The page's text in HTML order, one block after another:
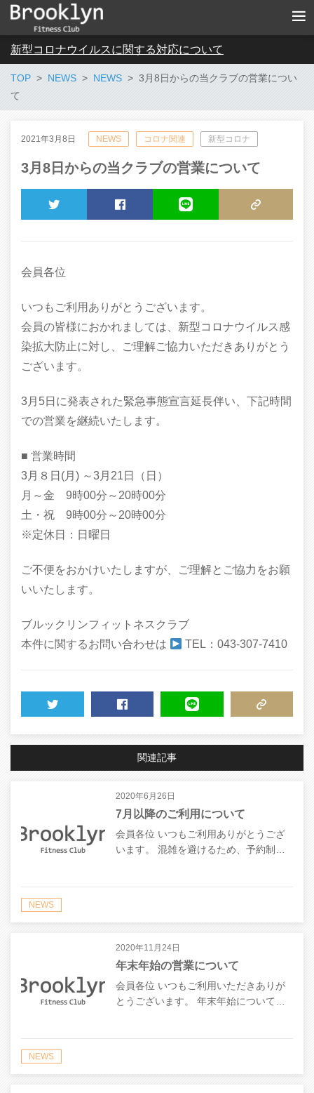
新型コロナウイルスに関する対応について
TOP NEWS NEWS
3月8日からの当クラブの営業につい
て
2021年3月8日 NEWS コロナ関連 新型コロナ
3月8日からの当クラブの営業について
会員各位
いつもご利用ありがとうございます。
会員の皆様におかれましては、新型コロナウイルス感
染拡大防止に対し、ご理解ご協力いただきありがとう
ございます。
3月5日に発表された緊急事態宣言延長伴い、下記時間
での営業を継続いたします。
■ 営業時間
3月８日(月) ～3月21日（日）
月～金 9時00分～20時00分
土・祝 9時00分～20時00分
※定休日：日曜日
ご不便をおかけいたしますが、ご理解とご協力をお願
いいたします。
ブルックリンフィットネスクラブ
本件に関するお問い合わせは
TEL：043-307-7410
関連記事
2020年6月26日
7月以降のご利用について
会員各位 いつもご利用ありがとうござ
います。 混雑を避けるため、予約制…
NEWS
2020年11月24日
年末年始の営業について
会員各位 いつもご利用いただきありが
とうございます。 年末年始について…
NEWS